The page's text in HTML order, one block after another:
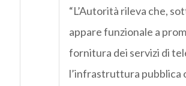
“L’Autorità rileva che,
appare funzionale a
fornitura dei servizi di
l’infrastruttura pubblica